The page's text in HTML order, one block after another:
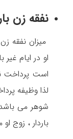
نفقه زن
میزان نفقه
او در ایام
است پرداخت
لذا وظیفه
شوهر می
باردار ، زوج